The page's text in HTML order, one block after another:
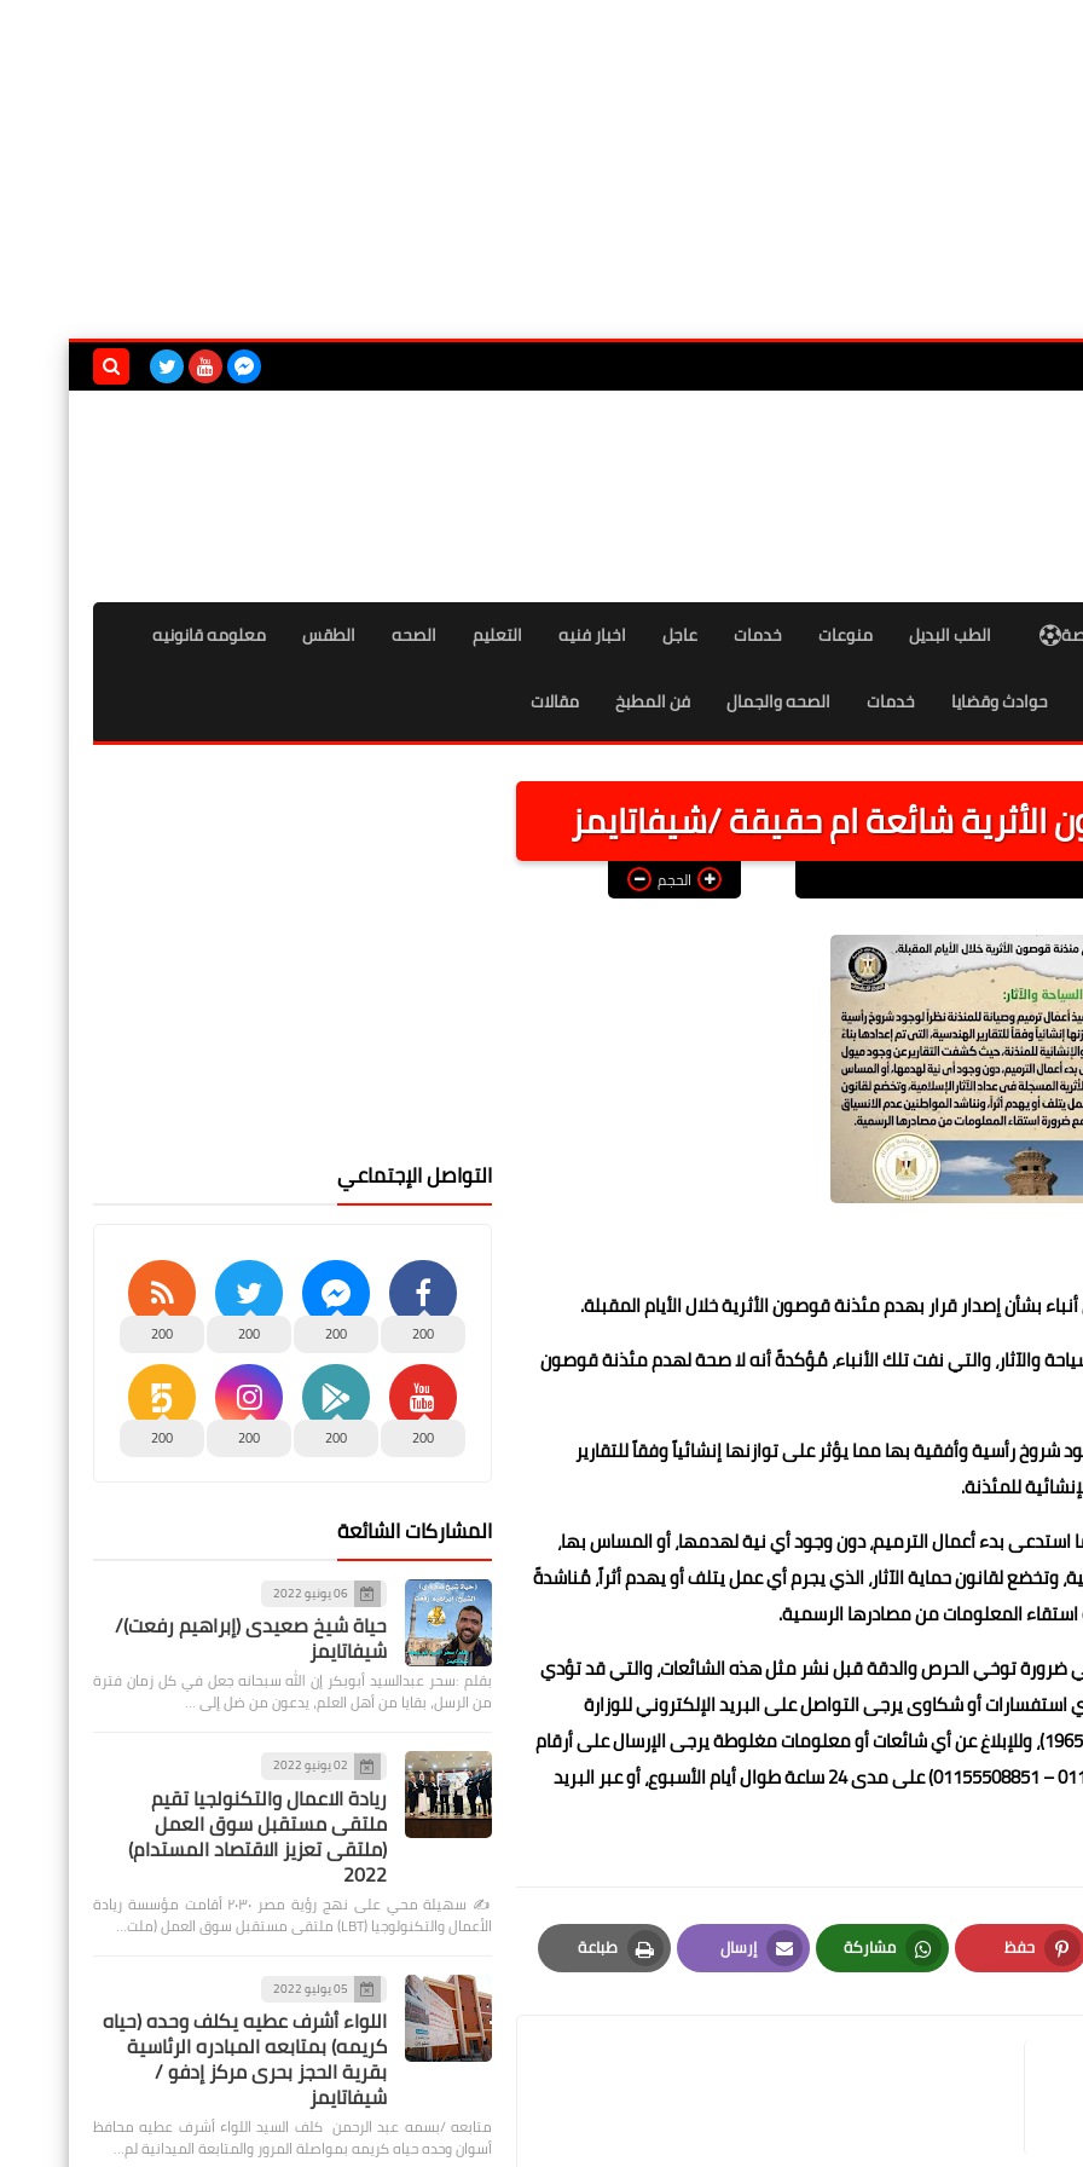
الطب البديل منوعات خدمات عاجل اخبار فنيه التعليم الصحه الطقس معلومه قانونيه
حوادث وقضايا خدمات الصحه والجمال فن المطبخ مقالات
شائعة ام حقيقة /شيفاتايمز
الحجم
بشأن إصدار قرار بهدم مئذنة قوصون الأثرية خلال الأيام المقبلة.
والآثار، والتي نفت تلك الأنباء، مُؤكدةً أنه لا صحة لهدم مئذنة قوصون
رأسية وأفقية بها مما يؤثر على توازنها إنشائياً وفقاً للتقارير
للمئذنة.
بدء أعمال الترميم، دون وجود أي نية لهدمها، أو المساس بها،
وتخضع لقانون حماية الآثار، الذي يجرم أي عمل يتلف أو يهدم أثراً، مُناشدةً
استقاء المعلومات من مصادرها الرسمية.
ضرورة توخي الحرص والدقة قبل نشر مثل هذه الشائعات، والتي قد تؤدي
استفسارات أو شكاوى يرجى التواصل على البريد الإلكتروني للوزارة
(moa.complaints@gmail.com) ، أو عبر الخط الساخن للوزارة (19654)، وللإبلاغ عن أي شائعات أو معلومات مغلوطة يرجى الإرسال على أرقام
الواتس آب التابعة للمركز الإعلامي لمجلس الوزراء (01155508688 – 01155508851) على مدى 24 ساعة طوال أيام الأسبوع، أو عبر البريد
حفظ
Pinterest
مشاركة
Whatsapp
إرسال
Email
طباعة
Print
التواصل الإجتماعي
200
200
200
200
200
200
200
200
المشاركات الشائعة
06 يونيو 2022
حياة شيخ صعيدى (إبراهيم رفعت)/
شيفاتايمز
بقلم :سحر عبدالسيد أبوبكر إن الله سبحانه جعل في كل زمان فترة
من الرسل، بقايا من أهل العلم، يدعون من ضل إلى …
02 يونيو 2022
ريادة الاعمال والتكنولجيا تقيم
ملتقى مستقبل سوق العمل
(ملتقى تعزيز الاقتصاد المستدام)
2022
✍️ سهيلة محي على نهج رؤية مصر ٢٠٣٠ أقامت مؤسسة ريادة
الأعمال والتكنولوجيا (LBT) ملتقى مستقبل سوق العمل (ملت…
05 يوليو 2022
اللواء أشرف عطيه يكلف وحده (حياه
كريمه) بمتابعه المبادره الرئاسية
بقرية الحجز بحرى مركز إدفو /
شيفاتايمز
متابعه /بسمه عبد الرحمن كلف السيد اللواء أشرف عطيه محافظ
أسوان وحده حياه كريمه بمواصلة المرور والمتابعة الميدانية لم…